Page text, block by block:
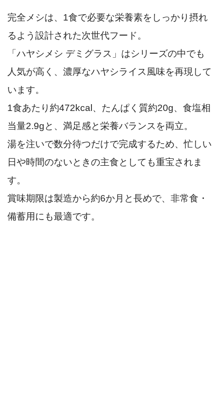
完全メシは、1食で必要な栄養素をしっかり摂れ
るよう設計された次世代フード。
「ハヤシメシ デミグラス」はシリーズの中でも
人気が高く、濃厚なハヤシライス風味を再現して
います。
1食あたり約472kcal、たんぱく質約20g、食塩相
当量2.9gと、満足感と栄養バランスを両立。
湯を注いで数分待つだけで完成するため、忙しい
日や時間のないときの主食としても重宝されま
す。
賞味期限は製造から約6か月と長めで、非常食・
備蓄用にも最適です。